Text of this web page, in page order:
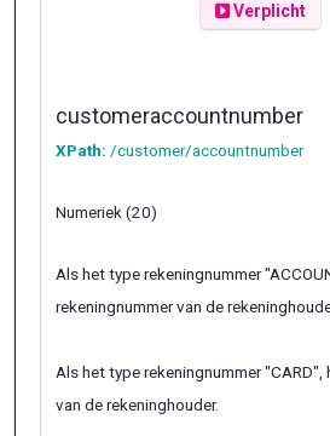
Verplicht
customeraccountnumber
XPath: /customer/accountnumber
Numeriek (20)
Als het type rekeningnummer "
rekeningnummer van de
Als het type rekeningnummer "CARD",
van de rekeninghouder.